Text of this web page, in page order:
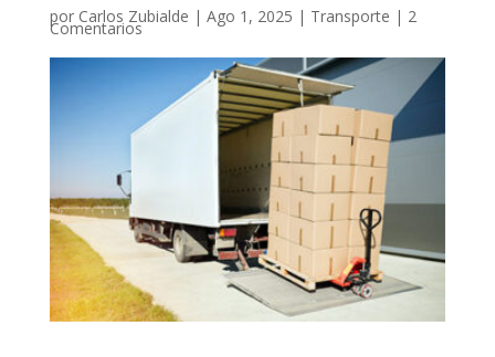
por Carlos Zubialde | Ago 1, 2025 | Transporte | 2
Comentarios